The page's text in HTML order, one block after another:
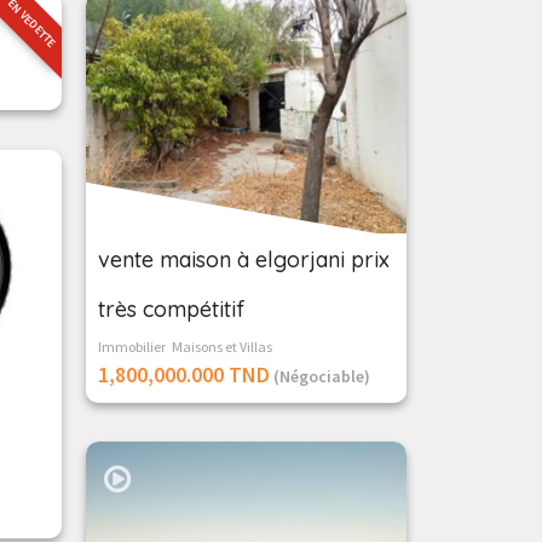
EN VEDETTE
vente maison à elgorjani prix
très compétitif
Immobilier Maisons et Villas
1,800,000.000 TND (Négociable)